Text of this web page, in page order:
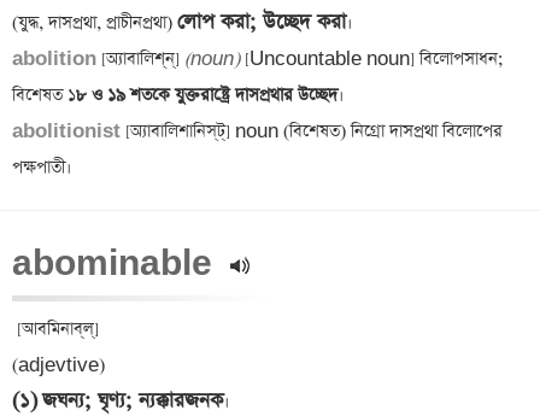
(যুদ্ধ, দাসপ্রথা, প্রাচীনপ্রথা) লোপ করা; উচ্ছেদ করা
abolition
[অ্যাবালিশ্‌ন্] (noun) [Uncountable noun] বিলোপসাধন;
বিশেষত ১৮ ও ১৯ শতকে যুক্তরাষ্ট্রে দাসপ্রথার উচ্ছেদ
abolitionist [অ্যাবালিশানিস্‌ট্‌] noun (বিশেষত) নিগ্রো দাসপ্রথা বিলোপের
abominable
[আবমিনাব্‌ল্]
(১)জঘন্য; ঘৃণ্য; ন্যক্কারজনক